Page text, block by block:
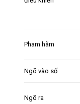
Pham hãm
Ngõ vào số
Ngõ ra